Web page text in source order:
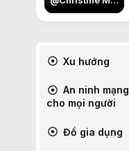
Xu hướng
An ninh mạng
cho mọi người
Đồ gia dụng